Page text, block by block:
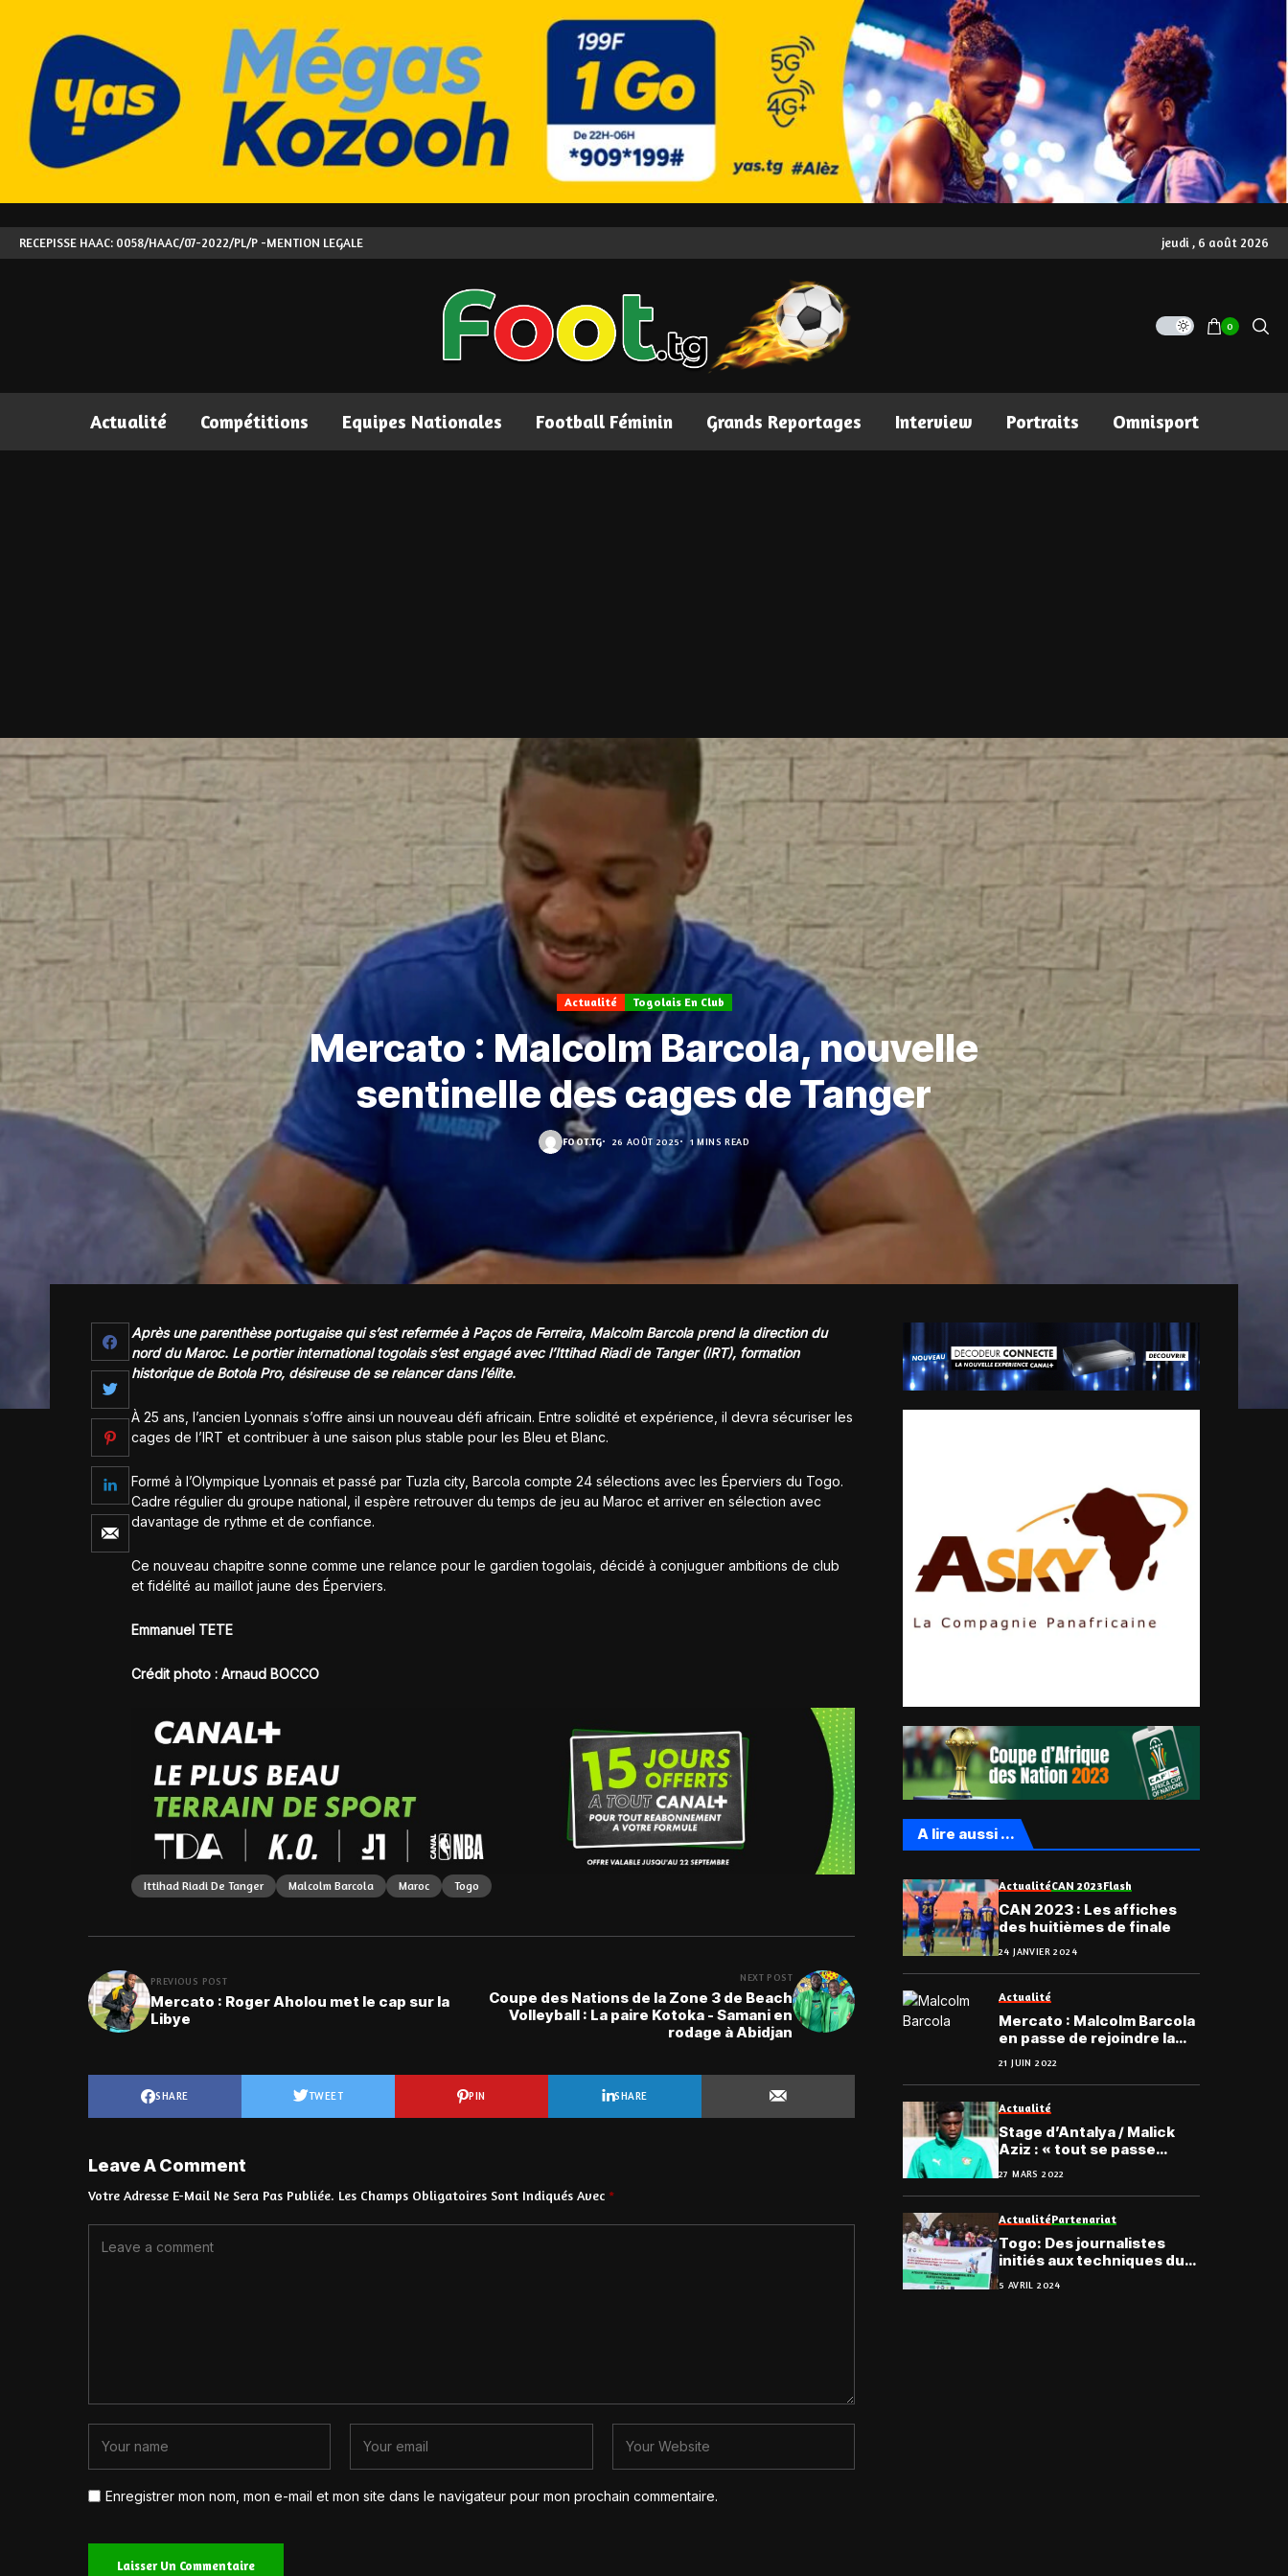
RECEPISSE HAAC: 0058/HAAC/07-2022/PL/P -MENTION LEGALE jeudi , 6 août 2026
0
Actualité Compétitions Equipes Nationales Football Féminin Grands Reportages Interview Portraits Omnisport
Actualité Togolais En Club
Mercato : Malcolm Barcola, nouvelle
sentinelle des cages de Tanger
FOOT.TG 26 AOÛT 2025 1 MINS READ
Après une parenthèse portugaise qui s’est refermée à Paços de Ferreira, Malcolm Barcola prend la direction du
nord du Maroc. Le portier international togolais s’est engagé avec l’Ittihad Riadi de Tanger (IRT), formation
historique de Botola Pro, désireuse de se relancer dans l’élite.
À 25 ans, l’ancien Lyonnais s’offre ainsi un nouveau défi africain. Entre solidité et expérience, il devra sécuriser les
cages de l’IRT et contribuer à une saison plus stable pour les Bleu et Blanc.
Formé à l’Olympique Lyonnais et passé par Tuzla city, Barcola compte 24 sélections avec les Éperviers du Togo.
Cadre régulier du groupe national, il espère retrouver du temps de jeu au Maroc et arriver en sélection avec
davantage de rythme et de confiance.
Ce nouveau chapitre sonne comme une relance pour le gardien togolais, décidé à conjuguer ambitions de club
et fidélité au maillot jaune des Éperviers.
Emmanuel TETE
Crédit photo : Arnaud BOCCO
Ittihad Riadi De Tanger Malcolm Barcola Maroc Togo
PREVIOUS POST
Mercato : Roger Aholou met le cap sur la
Libye
NEXT POST
Coupe des Nations de la Zone 3 de Beach
Volleyball : La paire Kotoka - Samani en
rodage à Abidjan
SHARE TWEET PIN SHARE
Leave A Comment
Votre Adresse E-Mail Ne Sera Pas Publiée. Les Champs Obligatoires Sont Indiqués Avec *
Enregistrer mon nom, mon e-mail et mon site dans le navigateur pour mon prochain commentaire.
A lire aussi ...
ActualitéCAN 2023Flash
CAN 2023 : Les affiches
des huitièmes de finale
24 JANVIER 2024
Actualité
Mercato : Malcolm Barcola
en passe de rejoindre la
Bosnie
21 JUIN 2022
Actualité
Stage d’Antalya / Malick
Aziz : « tout se passe
bien »
27 MARS 2022
ActualitéPartenariat
Togo: Des journalistes
initiés aux techniques du
fact-cheking, à Kpalimé
5 AVRIL 2024